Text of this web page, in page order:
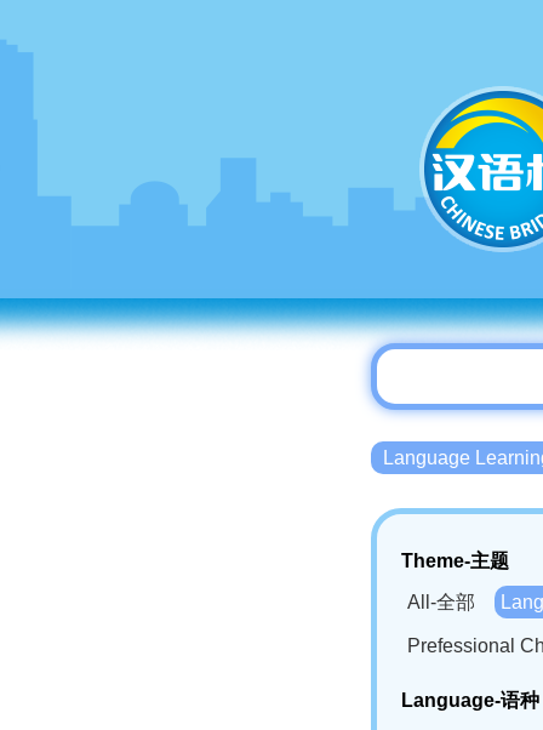
Language
Theme-主题
All-全部
Prefessional
Language-语种